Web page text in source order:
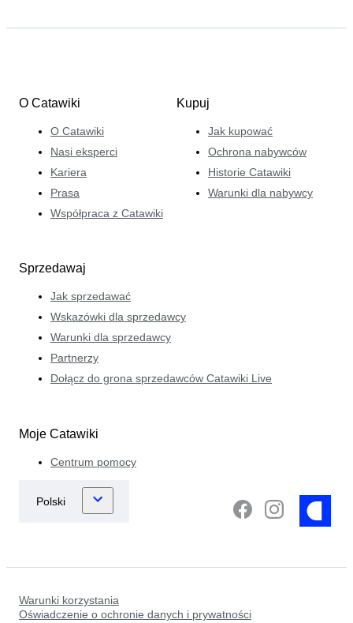
O Catawiki
O Catawiki
Nasi eksperci
Kariera
Prasa
Współpraca z Catawiki
Kupuj
Jak kupować
Ochrona nabywców
Historie Catawiki
Warunki dla nabywcy
Sprzedawaj
Jak sprzedawać
Wskazówki dla sprzedawcy
Warunki dla sprzedawcy
Partnerzy
Dołącz do grona sprzedawców Catawiki Live
Moje Catawiki
Centrum pomocy
Warunki korzystania
Oświadczenie o ochronie danych i prywatności